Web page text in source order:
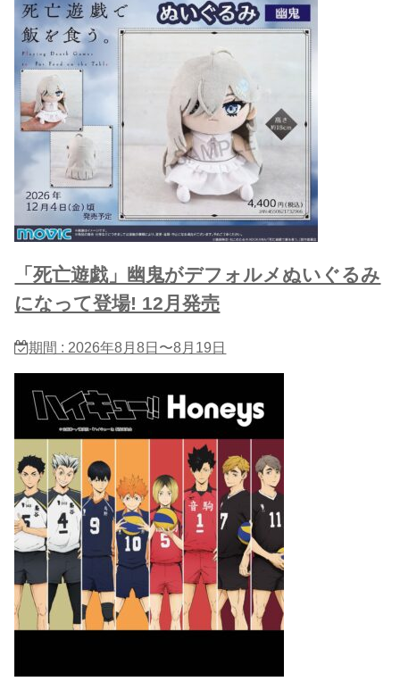
「死亡遊戯」幽鬼がデフォルメぬいぐるみ
になって登場! 12月発売
期間 : 2026年8月8日〜8月19日